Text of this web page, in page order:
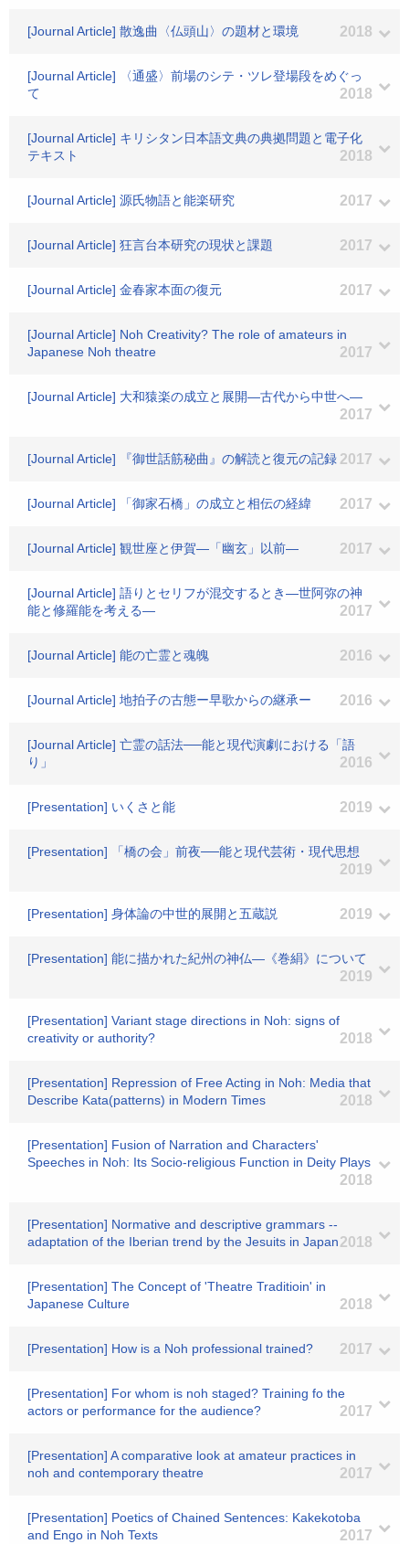
[Journal Article] 散逸曲〈仏頭山〉の題材と環境 2018
[Journal Article] 〈通盛〉前場のシテ・ツレ登場段をめぐっ
て
2018
[Journal Article] キリシタン日本語文典の典拠問題と電子化
テキスト
2018
[Journal Article] 源氏物語と能楽研究 2017
[Journal Article] 狂言台本研究の現状と課題 2017
[Journal Article] 金春家本面の復元 2017
[Journal Article] Noh Creativity? The role of amateurs in
Japanese Noh theatre
2017
[Journal Article] 大和猿楽の成立と展開―古代から中世へ―
2017
[Journal Article] 『御世話筋秘曲』の解読と復元の記録 2017
[Journal Article] 「御家石橋」の成立と相伝の経緯 2017
[Journal Article] 観世座と伊賀―「幽玄」以前― 2017
[Journal Article] 語りとセリフが混交するとき―世阿弥の神
能と修羅能を考える―
2017
[Journal Article] 能の亡霊と魂魄 2016
[Journal Article] 地拍子の古態ー早歌からの継承ー 2016
[Journal Article] 亡霊の話法──能と現代演劇における「語
り」
2016
[Presentation] いくさと能 2019
[Presentation] 「橋の会」前夜──能と現代芸術・現代思想
2019
[Presentation] 身体論の中世的展開と五蔵説 2019
[Presentation] 能に描かれた紀州の神仏―《巻絹》について
2019
[Presentation] Variant stage directions in Noh: signs of
creativity or authority?
2018
[Presentation] Repression of Free Acting in Noh: Media that
Describe Kata(patterns) in Modern Times
2018
[Presentation] Fusion of Narration and Characters'
Speeches in Noh: Its Socio-religious Function in Deity Plays
2018
[Presentation] Normative and descriptive grammars --
adaptation of the Iberian trend by the Jesuits in Japan2018
[Presentation] The Concept of 'Theatre Traditioin' in
Japanese Culture
2018
[Presentation] How is a Noh professional trained? 2017
[Presentation] For whom is noh staged? Training fo the
actors or performance for the audience?
2017
[Presentation] A comparative look at amateur practices in
noh and contemporary theatre
2017
[Presentation] Poetics of Chained Sentences: Kakekotoba
and Engo in Noh Texts
2017